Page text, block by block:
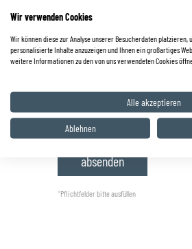
*
und akzeptiert.
*Pflichtfelder bitte ausfüllen
Wir verwenden Cookies
Wir können diese zur Analyse unserer Besucherdaten platzieren,
personalisierte Inhalte anzuzeigen und Ihnen ein großartiges
weitere Informationen zu den von uns verwendeten Cookies
Alle akzeptieren
Ablehnen